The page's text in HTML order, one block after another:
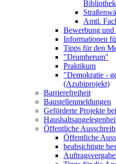
Amtl.
Bewerbung
Informationen
Tipps für den
"Drumherum"
Praktikum
"Demokratie -
(Azubiprojekt)
Barrierefreiheit
Baustellenmeldungen
Geförderte Projekte
Öffentliche
Öffentliche
beabsichtigte